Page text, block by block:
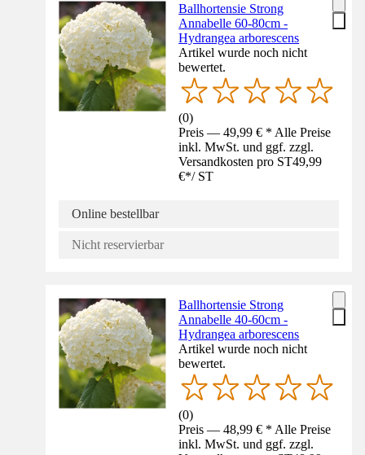
Ballhortensie Strong
Annabelle 60-80cm -
Hydrangea arborescens
Artikel wurde noch nicht
bewertet.
(0)
Preis — 49,99 € * Alle Preise
inkl. MwSt. und ggf. zzgl.
Versandkosten pro ST49,99
€*/ ST
Online bestellbar
Nicht reservierbar
Ballhortensie Strong
Annabelle 40-60cm -
Hydrangea arborescens
Artikel wurde noch nicht
bewertet.
(0)
Preis — 48,99 € * Alle Preise
inkl. MwSt. und ggf. zzgl.